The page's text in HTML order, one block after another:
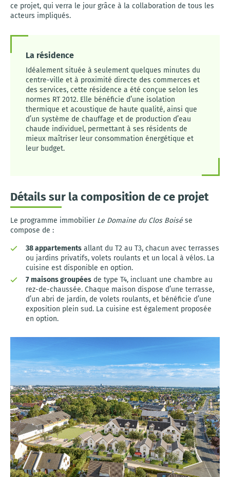
ce projet, qui verra le jour grâce à la collaboration de tous les
acteurs impliqués.
La résidence
Idéalement située à seulement quelques minutes du
centre-ville et à proximité directe des commerces et
des services, cette résidence a été conçue selon les
normes RT 2012. Elle bénéficie d’une isolation
thermique et acoustique de haute qualité, ainsi que
d’un système de chauffage et de production d’eau
chaude individuel, permettant à ses résidents de
mieux maîtriser leur consommation énergétique et
leur budget.
Détails sur la composition de ce projet
Le programme immobilier Le Domaine du Clos Boisé se
compose de :
38 appartements allant du T2 au T3, chacun avec terrasses
ou jardins privatifs, volets roulants et un local à vélos. La
cuisine est disponible en option.
7 maisons groupées de type T4, incluant une chambre au
rez-de-chaussée. Chaque maison dispose d’une terrasse,
d’un abri de jardin, de volets roulants, et bénéficie d’une
exposition plein sud. La cuisine est également proposée
en option.